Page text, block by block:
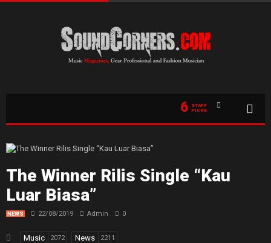
6
STAFF
PICKS
The Winner Rilis Single “Kau
Luar Biasa”
NEWS 22/08/2019 Admin 0
Music 2072 News 2211